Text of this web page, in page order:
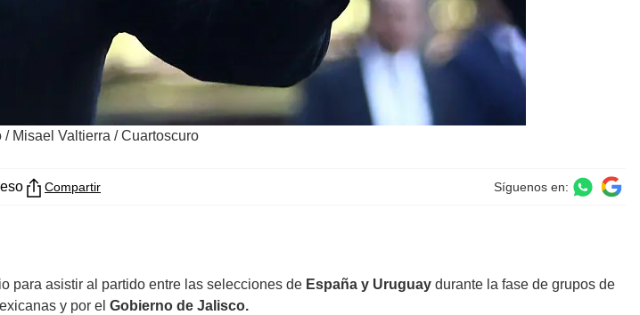
/ Misael Valtierra / Cuartoscuro
Compartir Síguenos en:
para asistir al partido entre las selecciones de España y Uruguay durante la fase de grupos de
y por el Gobierno de Jalisco.